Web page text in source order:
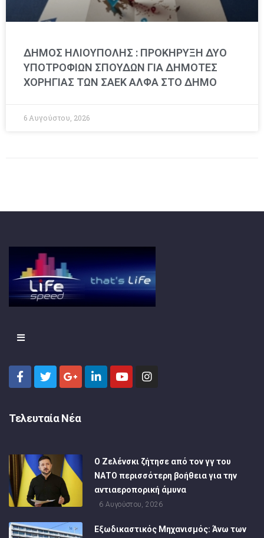
ΔΗΜΟΣ ΗΛΙΟΥΠΟΛΗΣ : ΠΡΟΚΗΡΥΞΗ ΔΥΟ
ΥΠΟΤΡΟΦΙΩΝ ΣΠΟΥΔΩΝ ΓΙΑ ΔΗΜΟΤΕΣ
ΧΟΡΗΓΙΑΣ ΤΩΝ ΣΑΕΚ ΑΛΦΑ ΣΤΟ ΔΗΜΟ
6 Αυγούστου, 2026
Τελευταία Νέα
Ο Ζελένσκι ζήτησε από τον γγ του
ΝΑΤΟ περισσότερη βοήθεια για την
αντιαεροπορική άμυνα
6 Αυγούστου, 2026
Εξωδικαστικός Μηχανισμός: Άνω των